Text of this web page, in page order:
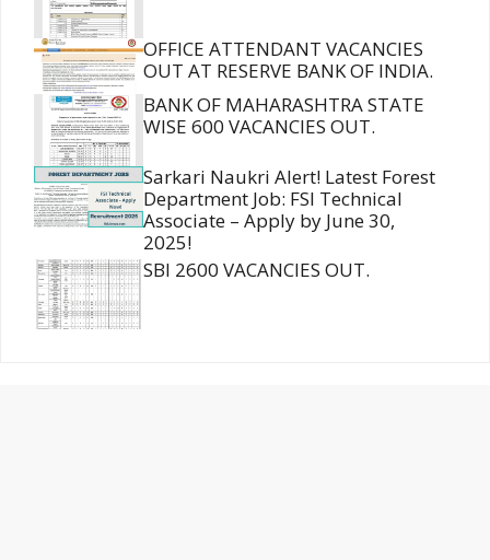
OFFICE ATTENDANT VACANCIES
OUT AT RESERVE BANK OF INDIA.
BANK OF MAHARASHTRA STATE
WISE 600 VACANCIES OUT.
Sarkari Naukri Alert! Latest Forest
Department Job: FSI Technical
Associate – Apply by June 30,
2025!
SBI 2600 VACANCIES OUT.